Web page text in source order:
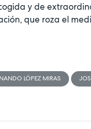
y de
que roza el
LÓPEZ MIRAS